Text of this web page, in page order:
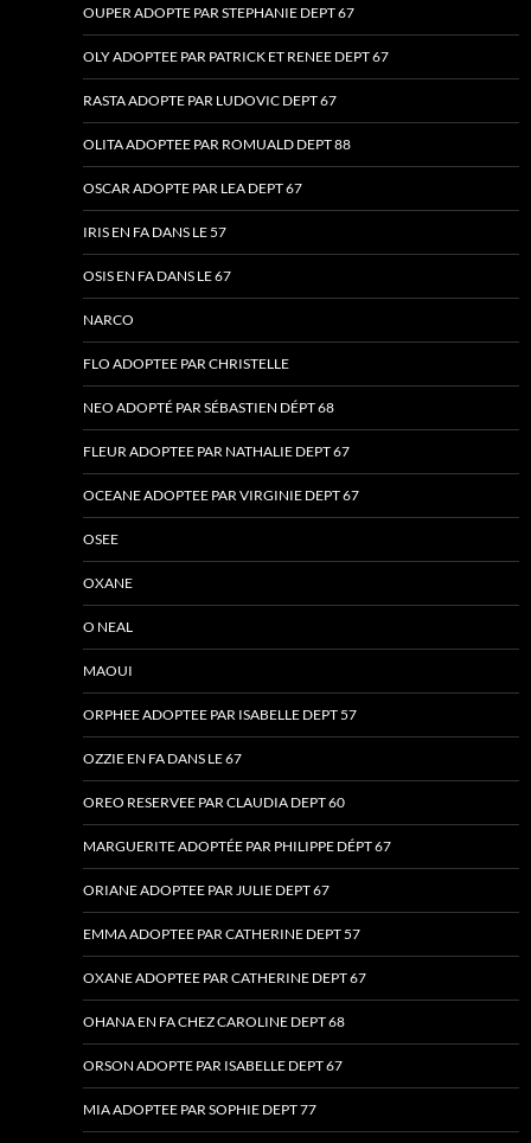
OUPER ADOPTE PAR STEPHANIE DEPT 67
OLY ADOPTEE PAR PATRICK ET RENEE DEPT 67
RASTA ADOPTE PAR LUDOVIC DEPT 67
OLITA ADOPTEE PAR ROMUALD DEPT 88
OSCAR ADOPTE PAR LEA DEPT 67
IRIS EN FA DANS LE 57
OSIS EN FA DANS LE 67
NARCO
FLO ADOPTEE PAR CHRISTELLE
NEO ADOPTÉ PAR SÉBASTIEN DÉPT 68
FLEUR ADOPTEE PAR NATHALIE DEPT 67
OCEANE ADOPTEE PAR VIRGINIE DEPT 67
OSEE
OXANE
O NEAL
MAOUI
ORPHEE ADOPTEE PAR ISABELLE DEPT 57
OZZIE EN FA DANS LE 67
OREO RESERVEE PAR CLAUDIA DEPT 60
MARGUERITE ADOPTÉE PAR PHILIPPE DÉPT 67
ORIANE ADOPTEE PAR JULIE DEPT 67
EMMA ADOPTEE PAR CATHERINE DEPT 57
OXANE ADOPTEE PAR CATHERINE DEPT 67
OHANA EN FA CHEZ CAROLINE DEPT 68
ORSON ADOPTE PAR ISABELLE DEPT 67
MIA ADOPTEE PAR SOPHIE DEPT 77